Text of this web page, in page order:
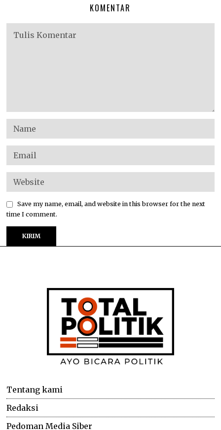
KOMENTAR
Save my name, email, and website in this browser for the next
time I comment.
Tentang kami
Redaksi
Pedoman Media Siber